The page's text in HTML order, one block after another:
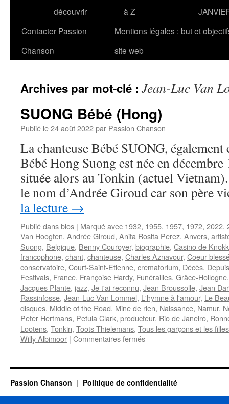
découvrir
à Z
Contacter Passion
Chanson
Mentions légales : but et
site web
Archives par mot-clé : Jean-Luc Van
SUONG Bébé (Hong)
Publié le24 août 2022par Passion Chanson
La chanteuse Bébé SUONG,
Bébé Hong Suong est née en
située alors au Tonkin (actuel
le nom d’Andrée Giroud car son père
la lecture →
Publié dansbios | Marqué avec 1932, 1955, 1957, 1972, 2022,
Van Hoogten, Andrée Giroud, Anita Rosita Perez, Anvers,
Suong, Belgique, Benny Couroyer, biographie, Casino de
francophone, chant, chanteuse, Charles Aznavour, Coeur
conservatoire, Court-Saint-Etienne, crematorium, Décès,
Festivals, France, Françoise Hardy, Funérailles, Grâce-Hollogne
Jacques Plante, jazz, Je t'ai reconnu, Jean Broussolle, Jean
Rassinfosse, Jean-Luc Van Lommel, L'hymne à l'amour, Le
disques, Middle of the Road, Mine de rien, Naissance, Namur,
Peter Hertmans, Petula Clark, producteur, Rio de Janeiro,
Lootens, Tonkin, Toots Thielemans, Tous les garçons et les filles
Willy Albimoor | Commentaires ferméssur
(Hong)
Passion Chanson Politique de confidentialité